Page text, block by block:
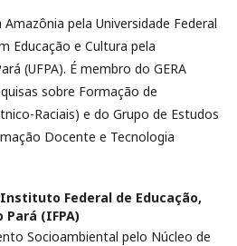
pela Universidade Federal
Educação e Cultura pela
(UFPA). É membro do GERA
sobre Formação de
Raciais) e do Grupo de Estudos
Docente e Tecnologia
Instituto Federal de Educação,
Pará (IFPA)
Socioambiental pelo Núcleo de